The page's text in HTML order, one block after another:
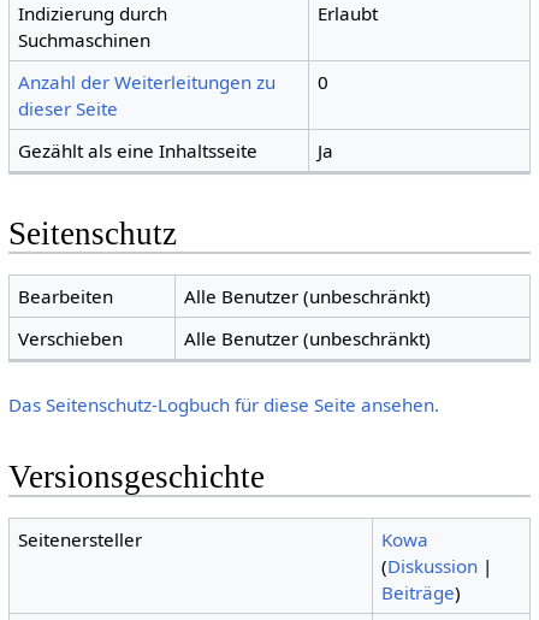
Indizierung durch
Suchmaschinen
Erlaubt
Anzahl der Weiterleitungen zu
dieser Seite
0
Gezählt als eine Inhaltsseite Ja
Seitenschutz
Bearbeiten
Alle Benutzer (unbeschränkt)
Verschieben
Alle Benutzer (unbeschränkt)
Das Seitenschutz-Logbuch für diese Seite ansehen.
Versionsgeschichte
Seitenersteller
Kowa
(Diskussion |
Beiträge)